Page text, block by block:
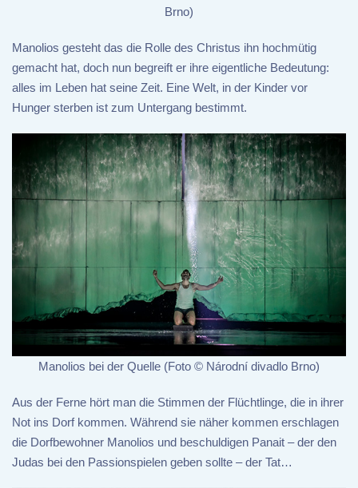
Brno)
Manolios gesteht das die Rolle des Christus ihn hochmütig
gemacht hat, doch nun begreift er ihre eigentliche Bedeutung:
alles im Leben hat seine Zeit. Eine Welt, in der Kinder vor
Hunger sterben ist zum Untergang bestimmt.
Manolios bei der Quelle (Foto © Národní divadlo Brno)
Aus der Ferne hört man die Stimmen der Flüchtlinge, die in ihrer
Not ins Dorf kommen. Während sie näher kommen erschlagen
die Dorfbewohner Manolios und beschuldigen Panait – der den
Judas bei den Passionspielen geben sollte – der Tat…